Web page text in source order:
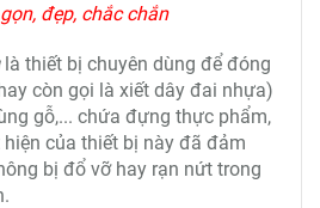
đẹp, chắc chắn
là thiết bị chuyên dùng để đóng
còn gọi là xiết dây đai nhựa)
gỗ,... chứa đựng thực phẩm,
của thiết bị này đã đảm
bị đổ vỡ hay rạn nứt trong